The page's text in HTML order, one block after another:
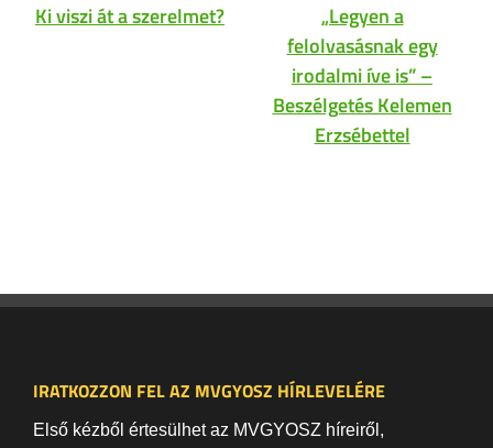
Ki viszi át a szerelmet?
„Legyen a
felolvasásnak egy
irodalmi íve is” –
Beszélgetés Kelemen
Erzsébettel
IRATKOZZON FEL AZ MVGYOSZ HÍRLEVELÉRE
Első kézből értesülhet az MVGYOSZ híreiről,